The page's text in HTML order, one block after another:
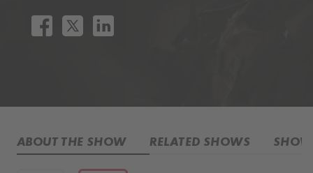
ABOUT THE SHOW RELATED SHOWS